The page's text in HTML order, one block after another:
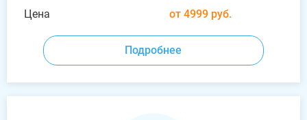
Цена
от 4999 руб.
Подробнее